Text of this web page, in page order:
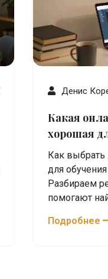
Денис
Какая
хорошая
году?
Как
для
Разбираем
помогают
проекты.
Подробнее